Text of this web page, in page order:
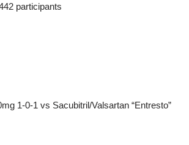
participants
1-0-1 vs Sacubitril/Valsartan “Entresto”